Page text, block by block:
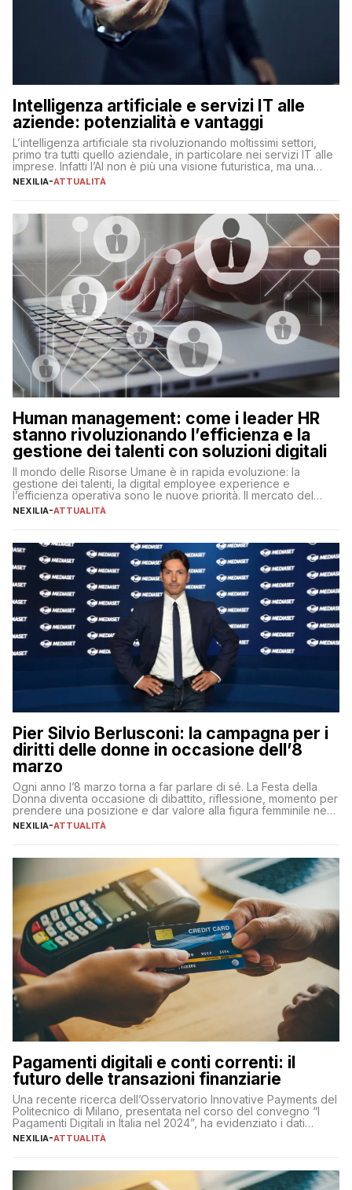
Intelligenza artificiale e servizi IT alle
aziende: potenzialità e vantaggi
L’intelligenza artificiale sta rivoluzionando moltissimi settori,
primo tra tutti quello aziendale, in particolare nei servizi IT alle
imprese. Infatti l’AI non è più una visione futuristica, ma una
realtà operativa che sta portando a un cambio significativo in
operazioni, bensì comporta […]
NEXILIA-ATTUALITÀ
Human management: come i leader HR
stanno rivoluzionando l’efficienza e la
gestione dei talenti con soluzioni digitali
Il mondo delle Risorse Umane è in rapida evoluzione: la
gestione dei talenti, la digital employee experience e
l’efficienza operativa sono le nuove priorità. Il mercato del
lavoro, d’altra parte, è sempre più competitivo con una lotta
NEXILIA-ATTUALITÀ
Pier Silvio Berlusconi: la campagna per i
diritti delle donne in occasione dell’8
marzo
Ogni anno l’8 marzo torna a far parlare di sé. La Festa della
Donna diventa occasione di dibattito, riflessione, momento per
prendere una posizione e dar valore alla figura femminile nella
sua complessità e crucialità. A lanciare un messaggio “forte e
NEXILIA-ATTUALITÀ
Pagamenti digitali e conti correnti: il
futuro delle transazioni finanziarie
Una recente ricerca dell’Osservatorio Innovative Payments del
Politecnico di Milano, presentata nel corso del convegno “I
Pagamenti Digitali in Italia nel 2024”, ha evidenziato i dati
definitivi del primo semestre 2024 relativamente alle
NEXILIA-ATTUALITÀ